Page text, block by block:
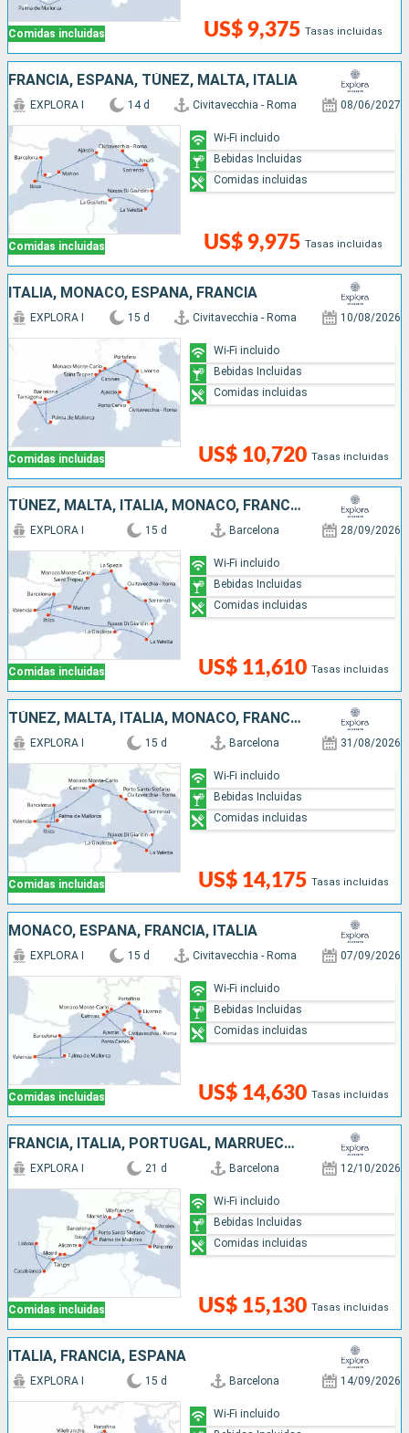
Comidas incluidas US$ 9,375 Tasas incluidas
FRANCIA, ESPAÑA, TÚNEZ, MALTA, ITALIA
Comidas incluidas
EXPLORA I 14 d Civitavecchia - Roma 08/06/2027
US$ 9,975 Tasas incluidas
Wi-Fi incluido
Bebidas Incluidas
Comidas incluidas
ITALIA, MONACO, ESPAÑA, FRANCIA
Comidas incluidas
EXPLORA I 15 d Civitavecchia - Roma 10/08/2026
US$ 10,720 Tasas incluidas
Wi-Fi incluido
Bebidas Incluidas
Comidas incluidas
TÚNEZ, MALTA, ITALIA, MONACO, FRANCIA, ESPAÑA
Comidas incluidas
EXPLORA I 15 d Barcelona 28/09/2026
US$ 11,610 Tasas incluidas
Wi-Fi incluido
Bebidas Incluidas
Comidas incluidas
TÚNEZ, MALTA, ITALIA, MONACO, FRANCIA, ESPAÑA
Comidas incluidas
EXPLORA I 15 d Barcelona 31/08/2026
US$ 14,175 Tasas incluidas
Wi-Fi incluido
Bebidas Incluidas
Comidas incluidas
MONACO, ESPAÑA, FRANCIA, ITALIA
Comidas incluidas
EXPLORA I 15 d Civitavecchia - Roma 07/09/2026
US$ 14,630 Tasas incluidas
Wi-Fi incluido
Bebidas Incluidas
Comidas incluidas
FRANCIA, ITALIA, PORTUGAL, MARRUECOS, ESPAÑA
Comidas incluidas
EXPLORA I 21 d Barcelona 12/10/2026
US$ 15,130 Tasas incluidas
Wi-Fi incluido
Bebidas Incluidas
Comidas incluidas
ITALIA, FRANCIA, ESPAÑA
EXPLORA I 15 d Barcelona 14/09/2026
Wi-Fi incluido